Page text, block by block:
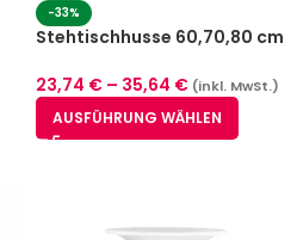
-33%
Stehtischhusse 60,70,80 cm
23,74 € – 35,64 € (inkl. MwSt.)
AUSFÜHRUNG WÄHLEN